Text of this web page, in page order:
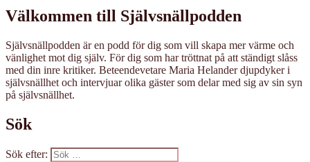
Välkommen till Självsnällpodden
Självsnällpodden är en podd för dig som vill skapa mer värme och
vänlighet mot dig själv. För dig som har tröttnat på att ständigt slåss
med din inre kritiker. Beteendevetare Maria Helander djupdyker i
självsnällhet och intervjuar olika gäster som delar med sig av sin syn
på självsnällhet.
Sök
Sök efter: